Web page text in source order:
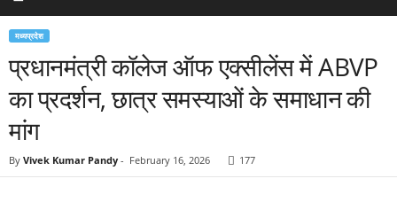
मध्यप्रदेश
प्रधानमंत्री कॉलेज ऑफ एक्सीलेंस में ABVP
का प्रदर्शन, छात्र समस्याओं के समाधान की
मांग
By Vivek Kumar Pandy - February 16, 2026 177